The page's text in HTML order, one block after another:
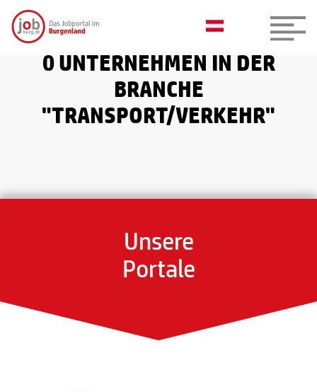
0 UNTERNEHMEN IN DER
BRANCHE
"TRANSPORT/VERKEHR"
Unsere
Portale